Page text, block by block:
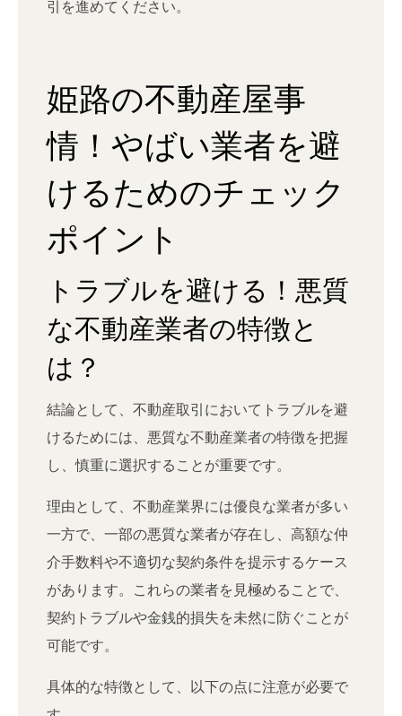
引を進めてください。
姫路の不動産屋事
情！やばい業者を避
けるためのチェック
ポイント
トラブルを避ける！悪質
な不動産業者の特徴と
は？
結論として、不動産取引においてトラブルを避
けるためには、悪質な不動産業者の特徴を把握
し、慎重に選択することが重要です。
理由として、不動産業界には優良な業者が多い
一方で、一部の悪質な業者が存在し、高額な仲
介手数料や不適切な契約条件を提示するケース
があります。これらの業者を見極めることで、
契約トラブルや金銭的損失を未然に防ぐことが
可能です。
具体的な特徴として、以下の点に注意が必要で